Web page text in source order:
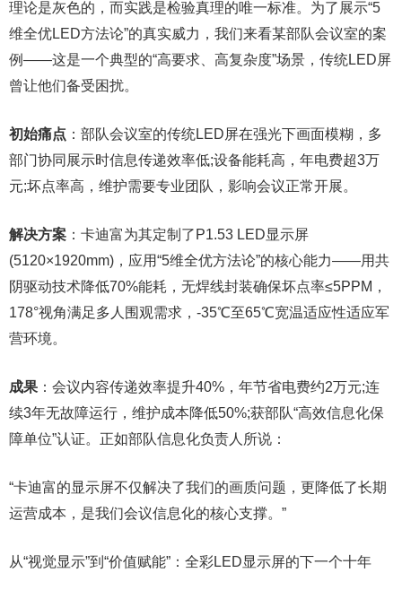
理论是灰色的，而实践是检验真理的唯一标准。为了展示“5
维全优LED方法论”的真实威力，我们来看某部队会议室的案
例——这是一个典型的“高要求、高复杂度”场景，传统LED屏
曾让他们备受困扰。
初始痛点 ：部队会议室的传统LED屏在强光下画面模糊，多
部门协同展示时信息传递效率低;设备能耗高，年电费超3万
元;坏点率高，维护需要专业团队，影响会议正常开展。
解决方案 ：卡迪富为其定制了P1.53 LED显示屏
(5120×1920mm)，应用“5维全优方法论”的核心能力——用共
阴驱动技术降低70%能耗，无焊线封装确保坏点率≤5PPM，
178°视角满足多人围观需求，-35℃至65℃宽温适应性适应军
营环境。
成果 ：会议内容传递效率提升40%，年节省电费约2万元;连
续3年无故障运行，维护成本降低50%;获部队“高效信息化保
障单位”认证。正如部队信息化负责人所说：
“卡迪富的显示屏不仅解决了我们的画质问题，更降低了长期
运营成本，是我们会议信息化的核心支撑。”
从“视觉显示”到“价值赋能”：全彩LED显示屏的下一个十年